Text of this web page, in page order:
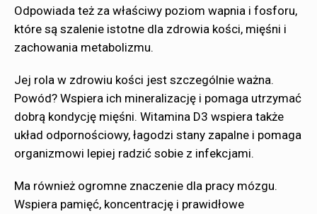
Odpowiada też za właściwy poziom wapnia i fosforu,
które są szalenie istotne dla zdrowia kości, mięśni i
zachowania metabolizmu.
Jej rola w zdrowiu kości jest szczególnie ważna.
Powód? Wspiera ich mineralizację i pomaga utrzymać
dobrą kondycję mięśni. Witamina D3 wspiera także
układ odpornościowy, łagodzi stany zapalne i pomaga
organizmowi lepiej radzić sobie z infekcjami.
Ma również ogromne znaczenie dla pracy mózgu.
Wspiera pamięć, koncentrację i prawidłowe